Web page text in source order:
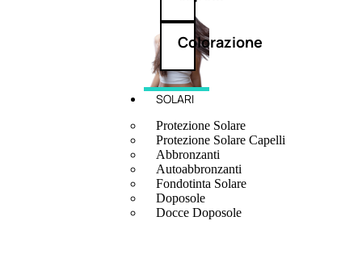
Colorazione
SOLARI
Protezione Solare
Protezione Solare Capelli
Abbronzanti
Autoabbronzanti
Fondotinta Solare
Doposole
Docce Doposole